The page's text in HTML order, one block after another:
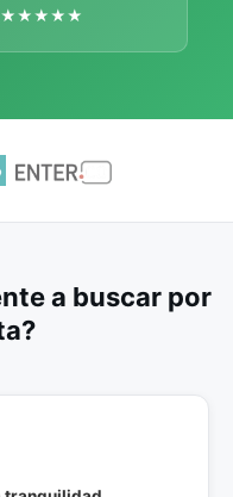
★★★★★
a buscar por